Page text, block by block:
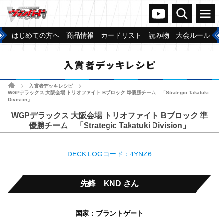
ヴァンガードch
検索 メニュー
はじめての方へ 商品情報 カードリスト 読み物 大会ルール
入賞者デッキレシピ
ホーム 入賞者デッキレシピ
WGPデラックス 大阪会場 トリオファイト Bブロック 準優勝チーム 「Strategic Takatuki
Division」
WGPデラックス 大阪会場 トリオファイト Bブロック 準
優勝チーム 「Strategic Takatuki Division」
DECK LOGコード：4YNZ6
先鋒 KND さん
国家：ブラントゲート